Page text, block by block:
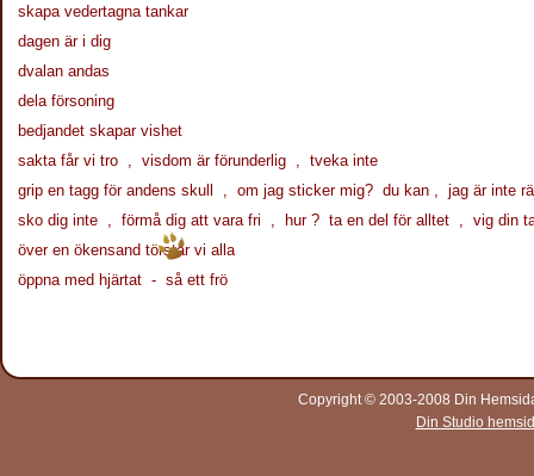
skapa vedertagna tankar
dagen är i dig
dvalan andas
dela försoning
bedjandet skapar vishet
sakta får vi tro , visdom är förunderlig , tveka inte
grip en tagg för andens skull , om jag sticker mig? du kan , jag är inte
sko dig inte , förmå dig att vara fri , hur ? ta en del för alltet , vig din
över en ökensand törstar vi alla
öppna med hjärtat - så ett frö
Copyright © 2003-2008 Din
Din Studio